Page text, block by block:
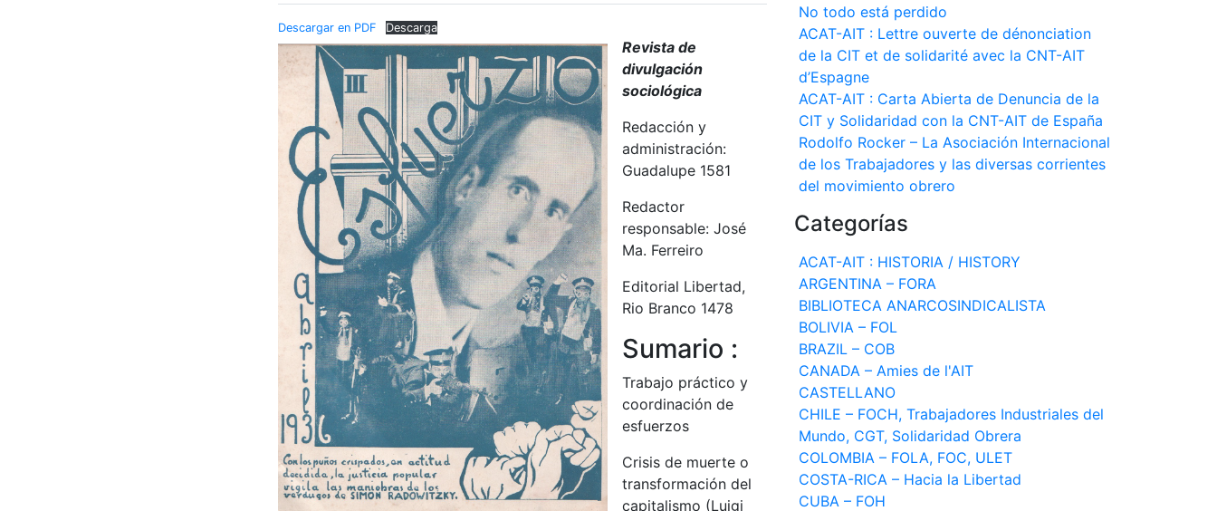
Descargar en PDF Descarga
Revista de
divulgación
sociológica
Redacción y
administración:
Guadalupe 1581
Redactor
responsable: José
Ma. Ferreiro
Editorial Libertad,
Rio Branco 1478
Sumario :
Trabajo práctico y
coordinación de
esfuerzos
Crisis de muerte o
transformación del
capitalismo (Luigi
No todo está perdido
ACAT-AIT : Lettre ouverte de dénonciation
de la CIT et de solidarité avec la CNT-AIT
d’Espagne
ACAT-AIT : Carta Abierta de Denuncia de la
CIT y Solidaridad con la CNT-AIT de España
Rodolfo Rocker – La Asociación Internacional
de los Trabajadores y las diversas corrientes
del movimiento obrero
Categorías
ACAT-AIT : HISTORIA / HISTORY
ARGENTINA – FORA
BIBLIOTECA ANARCOSINDICALISTA
BOLIVIA – FOL
BRAZIL – COB
CANADA – Amies de l'AIT
CASTELLANO
CHILE – FOCH, Trabajadores Industriales del
Mundo, CGT, Solidaridad Obrera
COLOMBIA – FOLA, FOC, ULET
COSTA-RICA – Hacia la Libertad
CUBA – FOH